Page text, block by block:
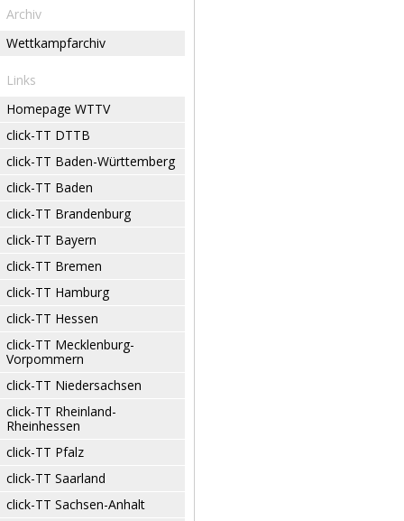
Archiv
Wettkampfarchiv
Links
Homepage WTTV
click-TT DTTB
click-TT Baden-Württemberg
click-TT Baden
click-TT Brandenburg
click-TT Bayern
click-TT Bremen
click-TT Hamburg
click-TT Hessen
click-TT Mecklenburg-
Vorpommern
click-TT Niedersachsen
click-TT Rheinland-
Rheinhessen
click-TT Pfalz
click-TT Saarland
click-TT Sachsen-Anhalt